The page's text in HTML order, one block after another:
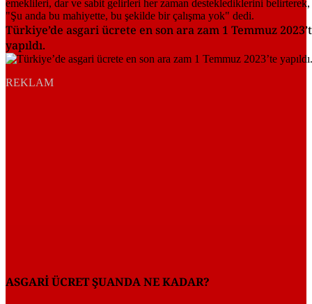
Türkiye’de asgari ücrete en son ara zam 1 Temmuz
yapıldı.
REKLAM
ASGARİ ÜCRET ŞUANDA NE KADAR?